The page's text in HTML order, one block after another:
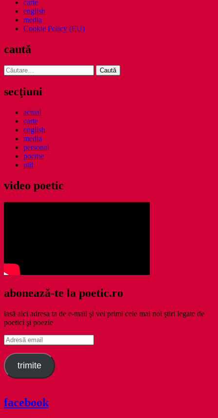
carte
english
media
Cookie Policy (EU)
caută
Caută
după:
secţiuni
actual
carte
english
media
personal
poeme
util
video poetic
abonează-te la poetic.ro
lasă aici adresa ta de e-mail şi vei primi cele mai noi ştiri legate de
poetici şi poezie
Adresă
email
trimite
facebook